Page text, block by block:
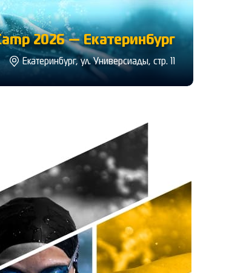
2026 — Екатеринбург
Екатеринбург, ул. Универсиады, стр. 11